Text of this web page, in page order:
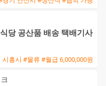
당 공산품 배송 택배기사
시흥시 #물류 #월급 6,000,000원